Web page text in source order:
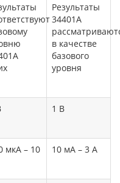
Результаты
34401А
в качестве
базового
уровня
1 В
мкA – 10
10 мA – 3 A